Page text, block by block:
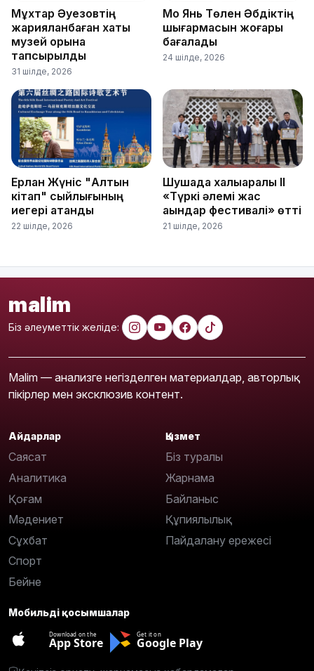
Мұхтар Әуезовтің
жарияланбаған хаты
музей қорына
тапсырылды
31 шілде, 2026
Мо Янь Төлен Әбдіктің
шығармасын жоғары
бағалады
24 шілде, 2026
Ерлан Жүніс "Алтын
кітап" сыйлығының
иегері атанды
22 шілде, 2026
Шушада халықаралық ІІ
«Түркі әлемі жас
ақындар фестивалі» өтті
21 шілде, 2026
malim
Біз әлеуметтік желіде:
Malim — анализге негізделген материалдар, авторлық
пікірлер мен эксклюзив контент.
Айдарлар
Саясат
Аналитика
Қоғам
Мәдениет
Сұхбат
Спорт
Бейне
Қызмет
Біз туралы
Жарнама
Байланыс
Құпиялылық
Пайдалану ережесі
Мобильді қосымшалар
Download on the
App Store
Get it on
Google Play